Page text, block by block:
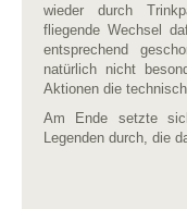
wieder durch
fliegende Wechsel
entsprechend
natürlich nicht
Aktionen die
Am Ende setzte
Legenden durch, die